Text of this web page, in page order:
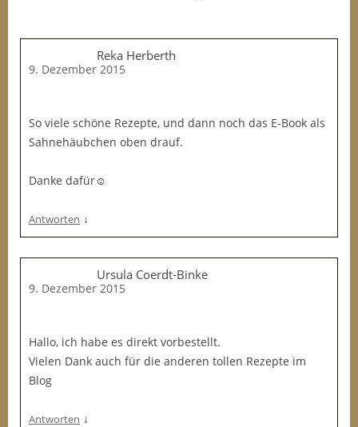
Reka Herberth
9. Dezember 2015
So viele schöne Rezepte, und dann noch das E-Book als
Sahnehäubchen oben drauf.
Danke dafür☺
Antworten ↓
Ursula Coerdt-Binke
9. Dezember 2015
Hallo, ich habe es direkt vorbestellt.
Vielen Dank auch für die anderen tollen Rezepte im
Blog
Antworten ↓